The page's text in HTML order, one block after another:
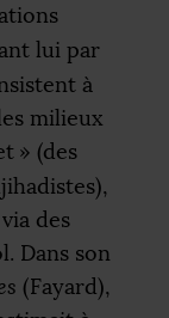
lui par
à
milieux
» (des
des
Dans son
(Fayard),